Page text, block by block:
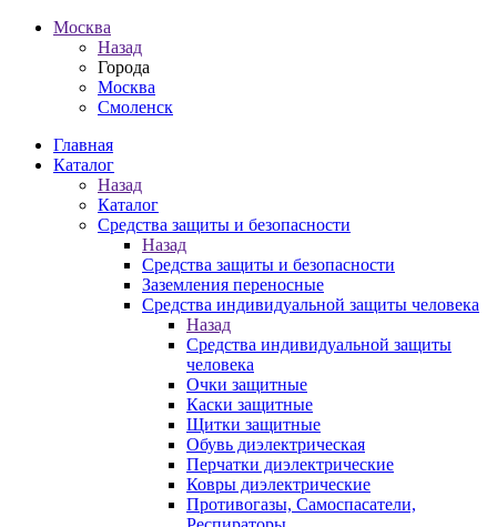
Москва
Назад
Города
Москва
Смоленск
Главная
Каталог
Назад
Каталог
Средства защиты и безопасности
Назад
Средства защиты и безопасности
Заземления переносные
Средства индивидуальной защиты человека
Назад
Средства индивидуальной защиты
человека
Очки защитные
Каски защитные
Щитки защитные
Обувь диэлектрическая
Перчатки диэлектрические
Ковры диэлектрические
Противогазы, Самоспасатели,